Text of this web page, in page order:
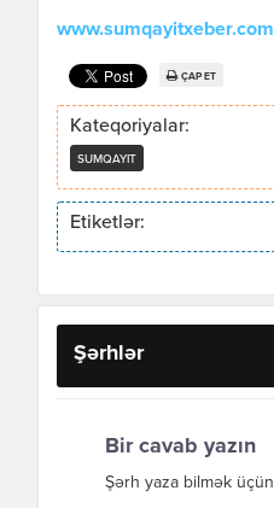
www.sumqayitxeber.com
ÇAP ET
Kateqoriyalar:
SUMQAYIT
Etiketlər:
Şərhlər
Bir cavab yazın
Şərh yaza bilmək üçün